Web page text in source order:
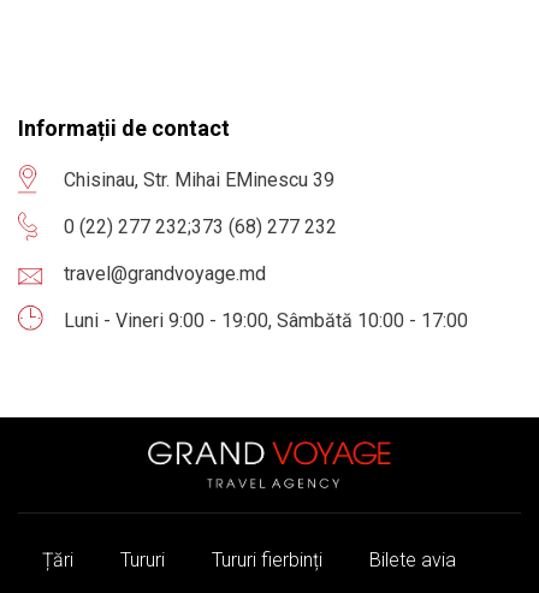
Informații de contact
Chisinau, Str. Mihai EMinescu 39
0 (22) 277 232;373 (68) 277 232
travel@grandvoyage.md
Luni - Vineri 9:00 - 19:00, Sâmbătă 10:00 - 17:00
Țări Tururi Tururi fierbinți
Bilete avia